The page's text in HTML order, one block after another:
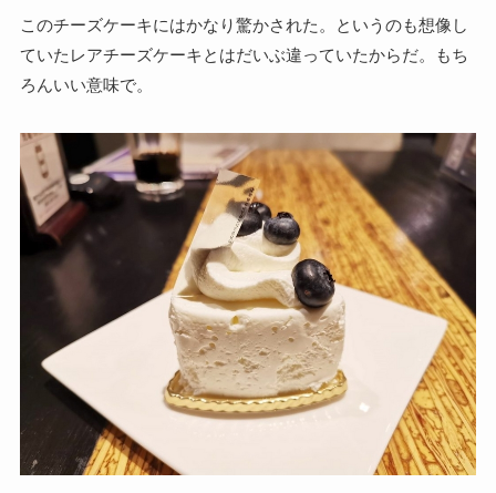
このチーズケーキにはかなり驚かされた。というのも想像し
ていたレアチーズケーキとはだいぶ違っていたからだ。もち
ろんいい意味で。